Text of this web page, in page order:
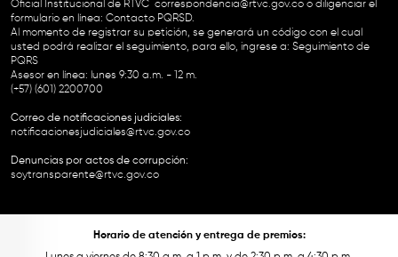
Oficial Institucional de RTVC correspondencia@rtvc.gov.co o diligenciar el
formulario en línea: Contacto PQRSD.
Al momento de registrar su petición, se generará un código con el cual
usted podrá realizar el seguimiento, para ello, ingrese a: Seguimiento de
PQRS
Asesor en línea: lunes 9:30 a.m. - 12 m.
(+57) (601) 2200700
Correo de notificaciones judiciales:
notificacionesjudiciales@rtvc.gov.co
Denuncias por actos de corrupción:
soytransparente@rtvc.gov.co
Horario de atención y entrega de premios: